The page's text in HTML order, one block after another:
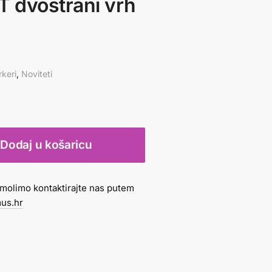
dvostrani vrh
, Noviteti
Dodaj u košaricu
kontaktirajte nas putem